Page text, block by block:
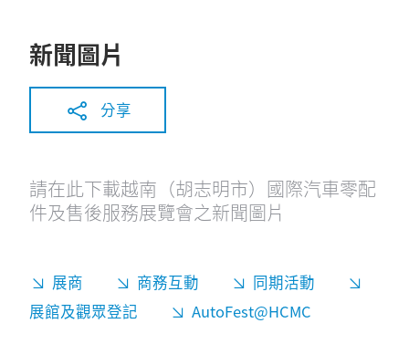
新聞圖片
分享
請在此下載越南（胡志明市）國際汽車零配
件及售後服務展覽會之新聞圖片
展商 商務互動
同期活動
展館及觀眾登記
AutoFest@HCMC